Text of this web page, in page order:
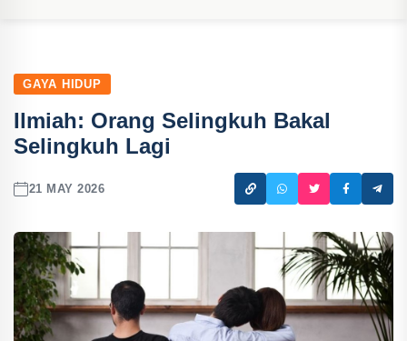
GAYA HIDUP
Ilmiah: Orang Selingkuh Bakal
Selingkuh Lagi
21 MAY 2026